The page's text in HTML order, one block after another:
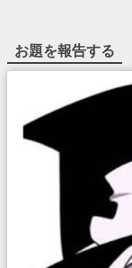
お題を報告する